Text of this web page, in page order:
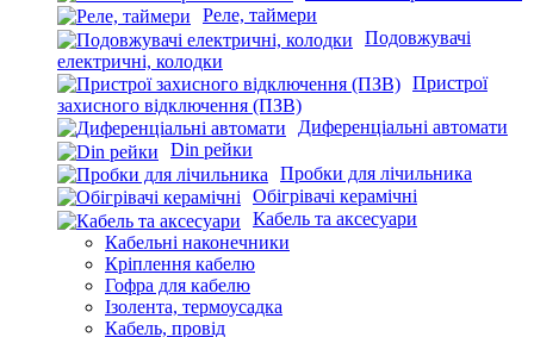
Реле, таймери
Подовжувачі
електричні, колодки
Пристрої
захисного відключення (ПЗВ)
Диференціальні автомати
Din рейки
Пробки для лічильника
Обігрівачі керамічні
Кабель та аксесуари
Кабельні наконечники
Кріплення кабелю
Гофра для кабелю
Ізолента, термоусадка
Кабель, провід